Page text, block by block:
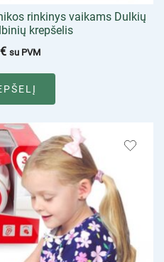
rinkinys vaikams Dulkių
krepšelis
€ su PVM